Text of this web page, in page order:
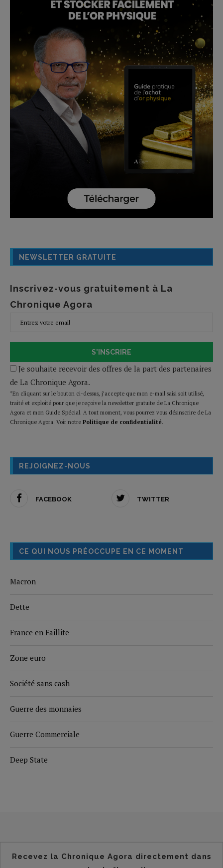
NEWSLETTER GRATUITE
Inscrivez-vous gratuitement à La
Chronique Agora
S'INSCRIRE
Je souhaite recevoir des offres de la part des partenaires
de La Chronique Agora.
*En cliquant sur le bouton ci-dessus, j’accepte que mon e-mail saisi soit utilisé,
traité et exploité pour que je reçoive la newsletter gratuite de La Chronique
Agora et mon Guide Spécial. A tout moment, vous pourrez vous désinscrire de La
Chronique Agora. Voir notre Politique de confidentialité.
REJOIGNEZ-NOUS
FACEBOOK TWITTER
CE QUI NOUS PRÉOCCUPE EN CE MOMENT
Macron
Dette
France en Faillite
Zone euro
Société sans cash
Guerre des monnaies
Guerre Commerciale
Deep State
Recevez la Chronique Agora directement dans